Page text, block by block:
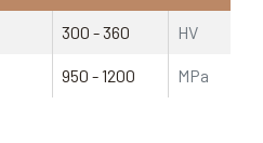
300 - 360 HV
950 - 1200 MPa